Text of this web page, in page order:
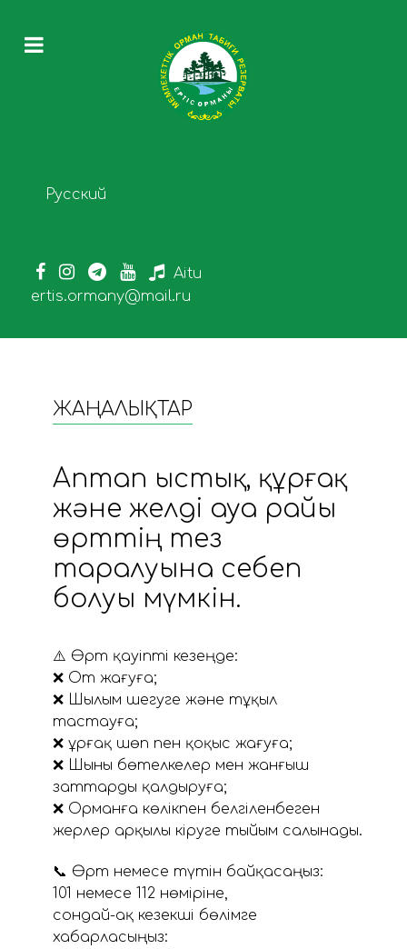
Select your language
Русский
Aitu
ertis.ormany@mail.ru
ЖАҢАЛЫҚТАР
Аптап ыстық, құрғақ
және желді ауа райы
өрттің тез
таралуына себеп
болуы мүмкін.
⚠️ Өрт қауіпті кезеңде:
❌ От жағуға;
❌ Шылым шегуге және тұқыл
тастауға;
❌ Құрғақ шөп пен қоқыс жағуға;
❌ Шыны бөтелкелер мен жанғыш
заттарды қалдыруға;
❌ Орманға көлікпен белгіленбеген
жерлер арқылы кіруге тыйым салынады.
📞 Өрт немесе түтін байқасаңыз:
101 немесе 112 нөміріне,
сондай-ақ кезекші бөлімге
хабарласыңыз: